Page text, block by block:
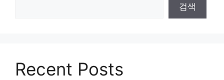
검색
Recent Posts